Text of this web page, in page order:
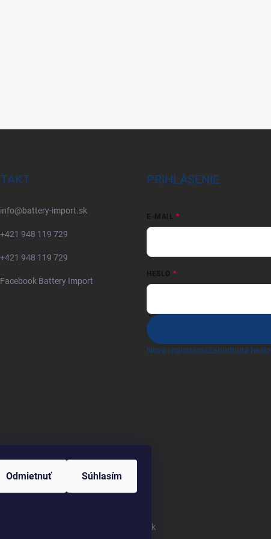
Odmietnuť Súhlasím
info@battery-import.sk
+421 948 119 729
+421 948 119 729
Facebook Battery Import
PRIHLÁSENIE
E-MAIL
HESLO
Nová registráciaZabudnuté heslo
Heureka.sk